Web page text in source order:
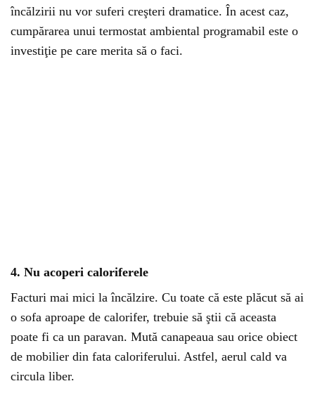
încălzirii nu vor suferi creşteri dramatice. În acest caz,
cumpărarea unui termostat ambiental programabil este o
investiţie pe care merita să o faci.
4. Nu acoperi caloriferele
Facturi mai mici la încălzire. Cu toate că este plăcut să ai
o sofa aproape de calorifer, trebuie să ştii că aceasta
poate fi ca un paravan. Mută canapeaua sau orice obiect
de mobilier din fata caloriferului. Astfel, aerul cald va
circula liber.